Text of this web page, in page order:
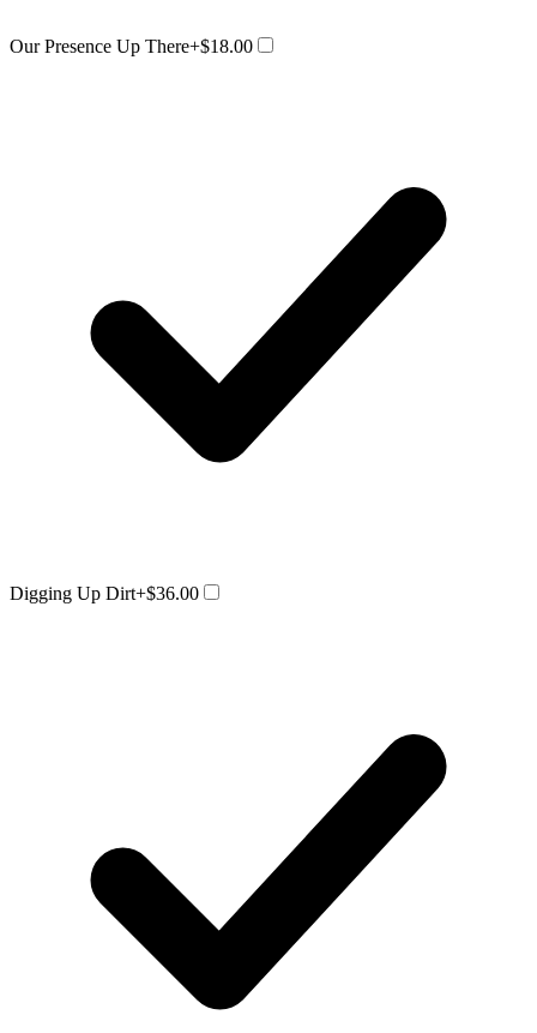
Our Presence Up There+$18.00
Digging Up Dirt+$36.00